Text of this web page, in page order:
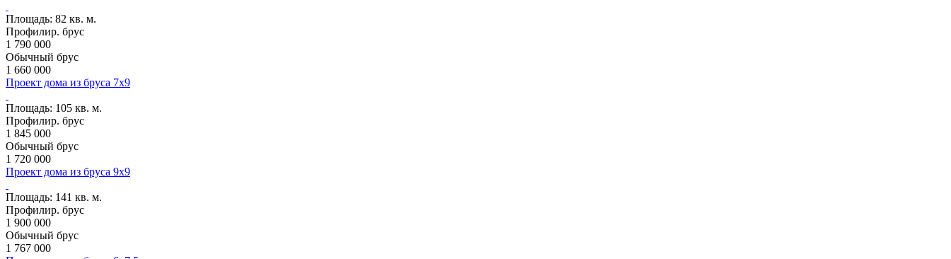
Площадь: 82 кв. м.
Профилир. брус
1 790 000
Обычный брус
1 660 000
Проект дома из бруса 7х9
Площадь: 105 кв. м.
Профилир. брус
1 845 000
Обычный брус
1 720 000
Проект дома из бруса 9х9
Площадь: 141 кв. м.
Профилир. брус
1 900 000
Обычный брус
1 767 000